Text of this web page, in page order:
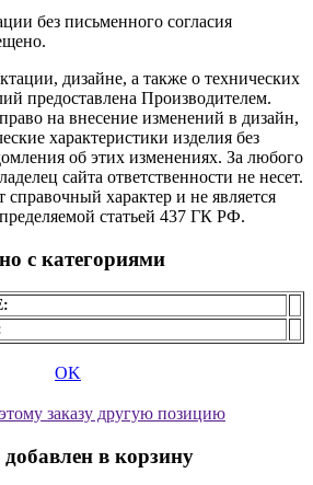
без письменного согласия
дизайне, а также о технических
предоставлена Производителем.
на внесение изменений в дизайн,
характеристики изделия без
об этих изменениях. За любого
сайта ответственности не несет.
характер и не является
статьей 437 ГК РФ.
с категориями
OK
заказу другую позицию
в корзину